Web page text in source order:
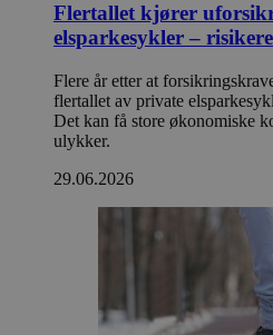
Flertallet kjører
elsparkesykler –
Flere år etter at
flertallet av private
Det kan få store økonomiske
ulykker.
29.06.2026